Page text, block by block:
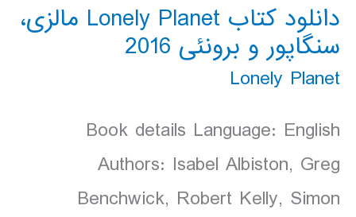
دانلود کتاب Lonely Planet مالزی،
سنگاپور و برونئی 2016
Lonely Planet
Book details Language: English
Authors: Isabel Albiston, Greg
Benchwick, Robert Kelly, Simon